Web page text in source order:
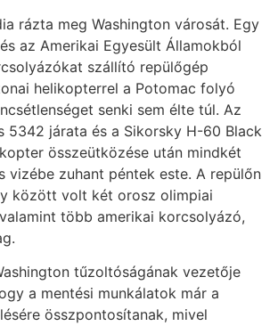
rázta meg Washington városát. Egy
az Amerikai Egyesült Államokból
szállító repülőgép
helikopterrel a Potomac folyó
senki sem élte túl. Az
5342 járata és a Sikorsky H-60 Black
összeütközése után mindkét
vizébe zuhant péntek este. A repülőn
között volt két orosz olimpiai
több amerikai korcsolyázó,
tűzoltóságának vezetője
a mentési munkálatok már a
összpontosítanak, mivel